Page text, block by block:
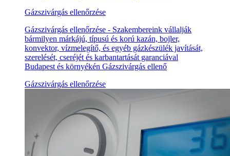
Gázszivárgás ellenőrzése
Gázszivárgás ellenőrzése - Szakembereink vállalják
bármilyen márkájú, típusú és korú kazán, bojler,
konvektor, vízmelegítő, és egyéb gázkészülék javítását,
szerelését, cseréjét és karbantartását garanciával
Budapest és környékén Gázszivárgás ellenő
Gázszivárgás ellenőrzése